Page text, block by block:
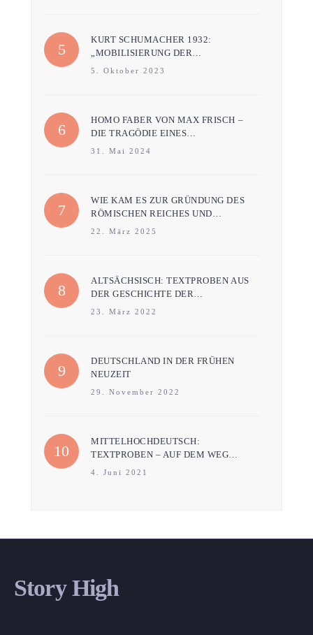
KURT SCHUMACHER 1932:
„MOBILISIERUNG DER…
5. Oktober 2023
HOMO FABER VON MAX FRISCH –
DIE TRAGÖDIE EINES…
31. Mai 2024
WIE KAM ES ZUR GRÜNDUNG DES
RÖMISCHEN REICHES UND…
22. März 2025
ALTSÄCHSISCH: TEXTPROBEN AUS
DER GESCHICHTE DER…
23. März 2022
DEUTSCHLAND IN DER FRÜHEN
NEUZEIT
29. November 2022
MITTELHOCHDEUTSCH:
TEXTPROBEN – AUF DEM WEG…
4. Juni 2021
Story High